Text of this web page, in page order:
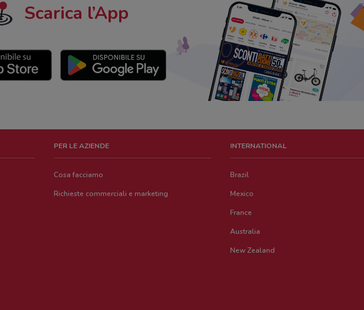
Scarica l’App
PER LE AZIENDE
Cosa facciamo
Richieste commerciali e marketing
INTERNATIONAL
Brazil
Mexico
France
Australia
New Zealand